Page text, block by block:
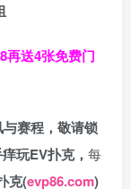
再送4张免费门
赛程， 敬请锁
玩EV扑克， 每
克(evp86.com)